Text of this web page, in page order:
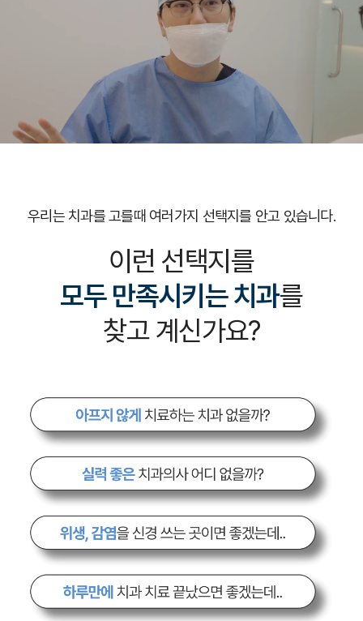
우리는 치과를 고를때 여러가지 선택지를 안고 있습니다.
이런 선택지를
모두 만족시키는 치과를
찾고 계신가요?